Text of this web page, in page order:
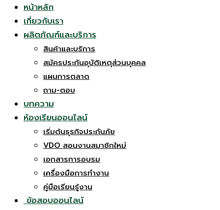
หน้าหลัก
เกี่ยวกับเรา
ผลิตภัณฑ์และบริการ
สินค้าและบริการ
สมัครประกันอุบัติเหตุส่วนบุคคล
แผนการตลาด
ถาม-ตอบ
บทความ
ห้องเรียนออนไลน์
เริ่มต้นธุรกิจประกันภัย
VDO สอนงานสมาชิกใหม่
เอกสารการอบรม
เครื่องมือการทำงาน
คู่มือเรียนรู้งาน
ข้อสอบออนไลน์